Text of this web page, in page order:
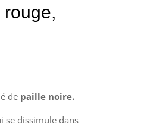
depaille noire.
se dissimule dans